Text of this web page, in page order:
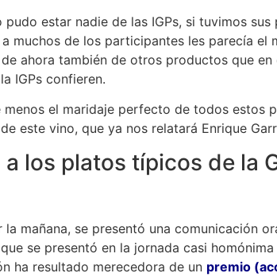
pudo estar nadie de las IGPs, si tuvimos
muchos de los participantes les parecía
ahora también de otros productos que
IGPs confieren.
menos el maridaje perfecto de todos
este vino, que ya nos relatará Enrique
a los platos típicos de la
la mañana, se presentó una comunicación
se presentó en la jornada casi homónima
ha resultado merecedora de un premio